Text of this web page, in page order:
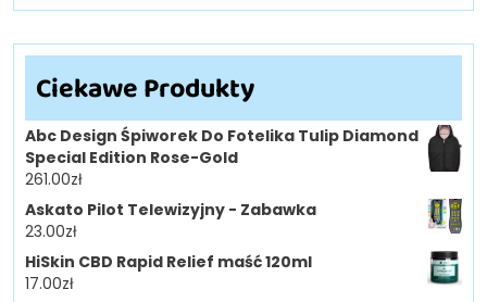
Ciekawe Produkty
Abc Design Śpiworek Do Fotelika Tulip Diamond
Special Edition Rose-Gold
261.00zł
Askato Pilot Telewizyjny - Zabawka
23.00zł
HiSkin CBD Rapid Relief maść 120ml
17.00zł